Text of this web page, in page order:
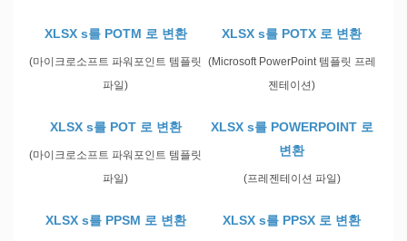
XLSX s를 POTM 로 변환
(마이크로소프트 파워포인트 템플릿
파일)
XLSX s를 POTX 로 변환
(Microsoft PowerPoint 템플릿 프레
젠테이션)
XLSX s를 POT 로 변환
(마이크로소프트 파워포인트 템플릿
파일)
XLSX s를 POWERPOINT 로
변환
(프레젠테이션 파일)
XLSX s를 PPSM 로 변환 XLSX s를 PPSX 로 변환